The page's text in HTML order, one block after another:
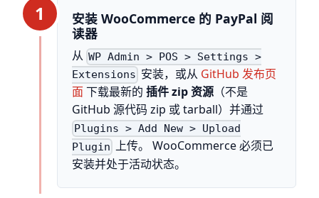
1
安装 WooCommerce 的 PayPal 阅
读器
从 WP Admin > POS > Settings >
Extensions 安装，或从 GitHub 发布页
面下载最新的 插件 zip 资源 （不是
GitHub 源代码 zip 或 tarball）并通过
Plugins > Add New > Upload
Plugin 上传。 WooCommerce 必须已
安装并处于活动状态。